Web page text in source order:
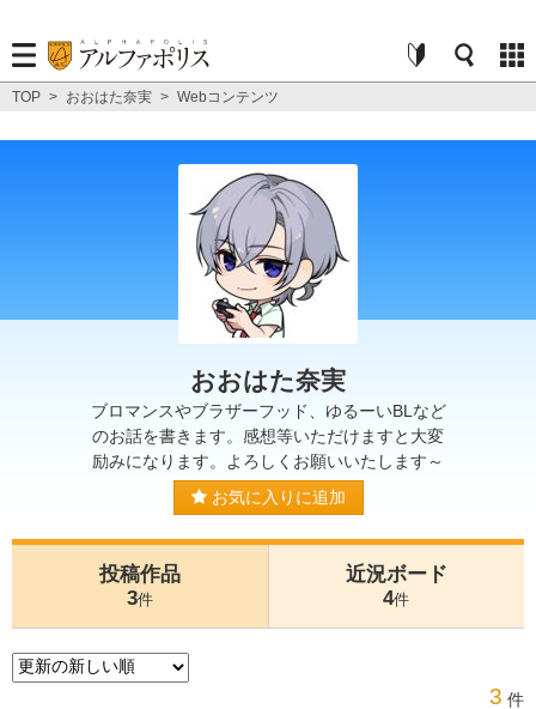
TOP > おおはた奈実 > Webコンテンツ
おおはた奈実
ブロマンスやブラザーフッド、ゆるーいBLなど
のお話を書きます。感想等いただけますと大変
励みになります。よろしくお願いいたします～
お気に入りに追加
投稿作品
3件
近況ボード
4件
3 件